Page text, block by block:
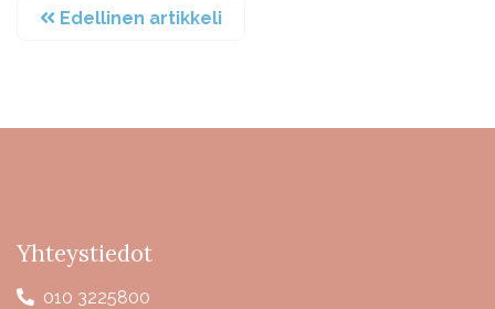
Edellinen artikkeli
Yhteystiedot
010 3225800